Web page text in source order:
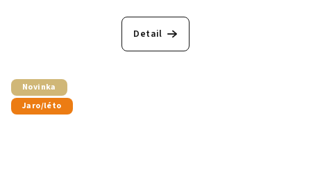
Detail
Novinka
Jaro/léto